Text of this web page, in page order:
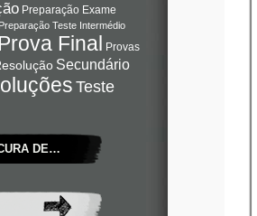
Preparação Exame
Preparação Teste Intermédio
Prova Final Provas
Secundário
Teste
DE…